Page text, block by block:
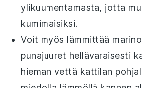
ylikuumentamasta, jotta
kumimaisiksi.
Voit myös lämmittää
punajuuret hellävaraisesti
hieman vettä kattilan